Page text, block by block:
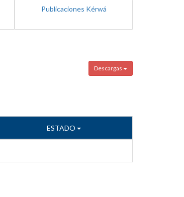
Publicaciones Kérwá
Descargas
ESTADO